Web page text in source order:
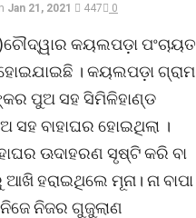
Jan 21, 2021 447 0
କୟଲପଡ଼ା ପଂଚାୟତ
। କୟଲପଡ଼ା ଗ୍ରାମ
ପୁଅ ସହ ସିମିଳିହାଣ୍ଡ
ସହ ବାହାଘର ହୋଇଥିଲା ।
ଊଦାହରଣ ସୃଷ୍ଟି କରି ବା
ହରାଇଥିଲେ ମୂନା। ନା ବାପା
ନିଜର ଗୁଜୁଲାଣ